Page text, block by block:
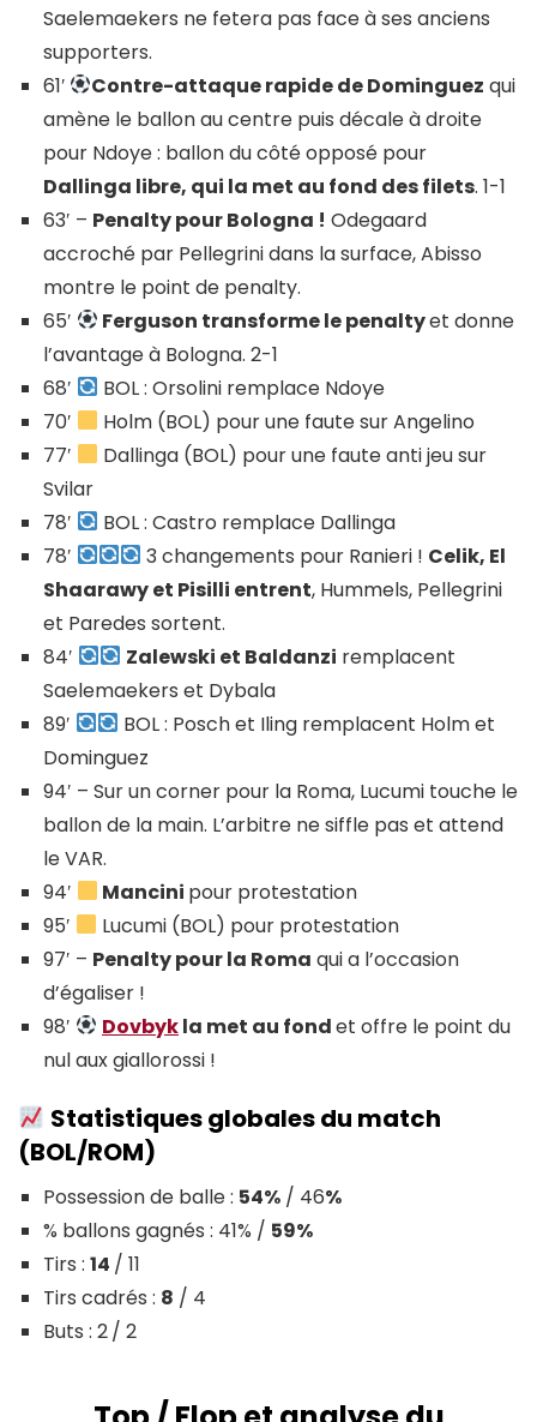
Saelemaekers ne fetera pas face à ses anciens
supporters.
61′
Contre-attaque rapide de Dominguez qui
amène le ballon au centre puis décale à droite
pour Ndoye : ballon du côté opposé pour
Dallinga libre, qui la met au fond des filets. 1-1
63′ – Penalty pour Bologna ! Odegaard
accroché par Pellegrini dans la surface, Abisso
montre le point de penalty.
65′
Ferguson transforme le penaltyet donne
l’avantage à Bologna. 2-1
68′
BOL : Orsolini remplace Ndoye
70′
Holm (BOL) pour une faute sur Angelino
77′
Dallinga (BOL) pour une faute anti jeu sur
Svilar
78′
BOL : Castro remplace Dallinga
78′
3 changements pour Ranieri ! Celik, El
Shaarawy et Pisilli entrent, Hummels, Pellegrini
et Paredes sortent.
84′
Zalewski et Baldanzi remplacent
Saelemaekers et Dybala
89′
BOL : Posch et Iling remplacent Holm et
Dominguez
94′ – Sur un corner pour la Roma, Lucumi touche le
ballon de la main. L’arbitre ne siffle pas et attend
le VAR.
94′
Mancini pour protestation
95′
Lucumi (BOL) pour protestation
97′ – Penalty pour la Roma qui a l’occasion
d’égaliser !
98′
Dovbykla met au fondet offre le point du
nul aux giallorossi !
Statistiques globales du match
(BOL/ROM)
Possession de balle : 54%/ 46%
% ballons gagnés : 41% / 59%
Tirs : 14 / 11
Tirs cadrés : 8 / 4
Buts : 2/ 2